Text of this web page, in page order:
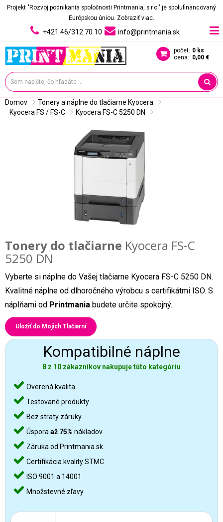
Projekt "Rozvoj podnikania spoločnosti Printmania, s.r.o." je spolufinancovaný
Európskou úniou. Zobraziť viac.
+421 46/312 70 10 info@printmania.sk
počet: 0 ks
cena: 0,00 €
Domov
Tonery a náplne do tlačiarne Kyocera
Kyocera FS / FS-C
Kyocera FS-C 5250 DN
Tonery do tlačiarne Kyocera FS-C
5250 DN
Vyberte si náplne do Vašej tlačiarne Kyocera FS-C 5250 DN.
Kvalitné náplne od dlhoročného výrobcu s certifikátmi ISO. S
náplňami od Printmania budete určite spokojný.
Uložiť do Mojich Tlačiarní
Kompatibilné náplne
8 z 10 zákazníkov nakupuje túto kategóriu
Overená kvalita
Testované produkty
Bez straty záruky
Úspora až 75% nákladov
Záruka od Printmania.sk
Certifikácia kvality STMC
ISO 9001 a 14001
Množstevné zľavy